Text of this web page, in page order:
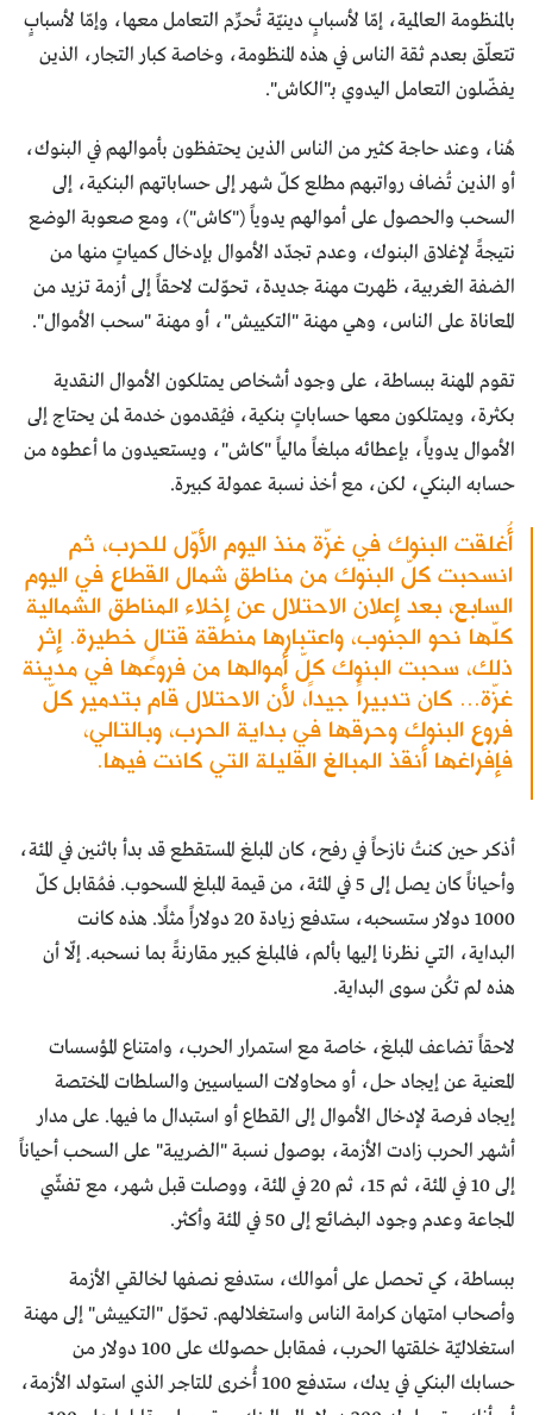
بالمنظومة العالمية، إمّا لأسبابٍ دينيّة تُحرِّم التعامل معها، وإمّا لأسبابٍ
تتعلّق بعدم ثقة الناس في هذه المنظومة، وخاصة كبار التجار، الذين
يفضّلون التعامل اليدوي بـ"الكاش".
هُنا، وعند حاجة كثير من الناس الذين يحتفظون بأموالهم في البنوك،
أو الذين تُضاف رواتبهم مطلع كلّ شهر إلى حساباتهم البنكية، إلى
السحب والحصول على أموالهم يدوياً ("كاش")، ومع صعوبة الوضع
نتيجةً لإغلاق البنوك، وعدم تجدّد الأموال بإدخال كمياتٍ منها من
الضفة الغربية، ظهرت مهنة جديدة، تحوّلت لاحقاً إلى أزمة تزيد من
المعاناة على الناس، وهي مهنة "التكييش"، أو مهنة "سحب الأموال".
تقوم المهنة ببساطة، على وجود أشخاص يمتلكون الأموال النقدية
بكثرة، ويمتلكون معها حساباتٍ بنكية، فيُقدمون خدمة لمن يحتاج إلى
الأموال يدوياً، بإعطائه مبلغاً مالياً "كاش"، ويستعيدون ما أعطوه من
حسابه البنكي، لكن، مع أخذ نسبة عمولة كبيرة.
أُغلقت البنوك في غزّة منذ اليوم الأوّل للحرب، ثم
انسحبت كلّ البنوك من مناطق شمال القطاع في اليوم
السابع، بعد إعلان الاحتلال عن إخلاء المناطق الشمالية
كلّها نحو الجنوب، واعتبارها منطقة قتالٍ خطيرة. إثر
ذلك، سحبت البنوك كلّ أموالها من فروعها في مدينة
غزّة... كان تدبيراً جيداً، لأن الاحتلال قام بتدمير كلّ
فروع البنوك وحرقها في بداية الحرب، وبالتالي،
فإفراغها أنقذ المبالغ القليلة التي كانت فيها.
أذكر حين كنتُ نازحاً في رفح، كان المبلغ المستقطع قد بدأ باثنين في المئة،
وأحياناً كان يصل إلى 5 في المئة، من قيمة المبلغ المسحوب. فمُقابل كلّ
1000 دولار ستسحبه، ستدفع زيادة 20 دولاراً مثلًا. هذه كانت
البداية، التي نظرنا إليها بألم، فالمبلغ كبير مقارنةً بما نسحبه. إلّا أن
هذه لم تكُن سوى البداية.
لاحقاً تضاعف المبلغ، خاصة مع استمرار الحرب، وامتناع المؤسسات
المعنية عن إيجاد حل، أو محاولات السياسيين والسلطات المختصة
إيجاد فرصة لإدخال الأموال إلى القطاع أو استبدال ما فيها. على مدار
أشهر الحرب زادت الأزمة، بوصول نسبة "الضريبة" على السحب أحياناً
إلى 10 في المئة، ثم 15، ثم 20 في المئة، ووصلت قبل شهر، مع تفشّي
المجاعة وعدم وجود البضائع إلى 50 في المئة وأكثر.
ببساطة، كي تحصل على أموالك، ستدفع نصفها لخالقي الأزمة
وأصحاب امتهان كرامة الناس واستغلالهم. تحوّل "التكييش" إلى مهنة
استغلاليّة خلقتها الحرب، فمقابل حصولك على 100 دولار من
حسابك البنكي في يدك، ستدفع 100 أُخرى للتاجر الذي استولد الأزمة،